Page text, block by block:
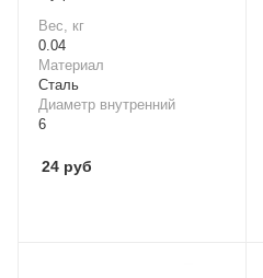
Вес, кг
0.04
Материал
Cталь
Диаметр внутренний
6
24 руб